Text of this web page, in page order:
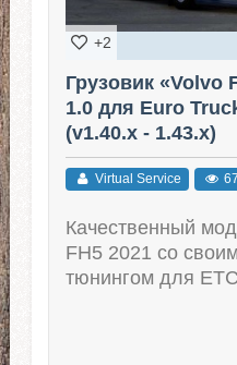
+2
Грузовик «Volvo
1.0 для Euro
(v1.40.x - 1.43.x)
Virtual Service
Качественный
FH5 2021 со
тюнингом для